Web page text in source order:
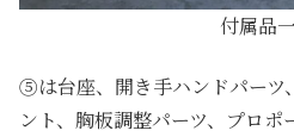
付属品
⑤は台座、開き手ハンドパーツ
ント、胸板調整パーツ、プロ